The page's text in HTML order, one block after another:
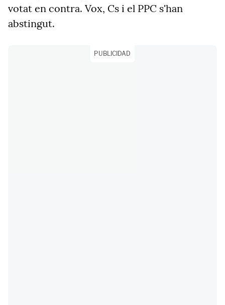
votat en contra. Vox, Cs i el PPC s'han
abstingut.
PUBLICIDAD